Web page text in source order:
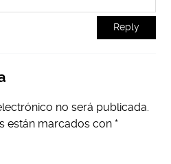
Reply
no será publicada.
están marcados con *